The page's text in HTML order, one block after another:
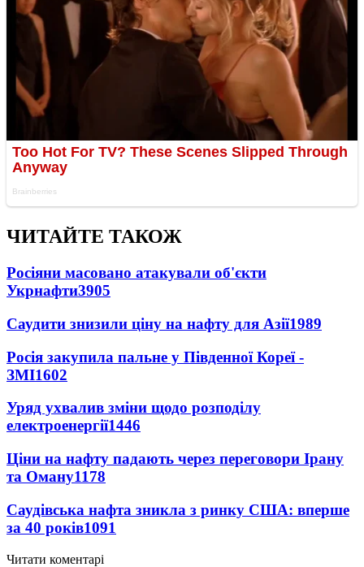
ЧИТАЙТЕ ТАКОЖ
Росіяни масовано атакували об'єкти
Укрнафти3905
Саудити знизили ціну на нафту для Азії1989
Росія закупила пальне у Південної Кореї -
ЗМІ1602
Уряд ухвалив зміни щодо розподілу
електроенергії1446
Ціни на нафту падають через переговори Ірану
та Оману1178
Саудівська нафта зникла з ринку США: вперше
за 40 років1091
Читати коментарі